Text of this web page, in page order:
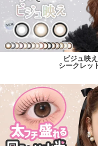
ビジュ映
シークレッ